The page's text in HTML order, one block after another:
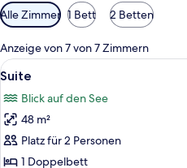
Verfügbare
Filter
für
Zimmer
Alle Zimmer 1 Bett 2 Betten
Anzeige von 7 von 7 Zimmern
Alle
Fotos
für
Suite
anzeigen
5
Suite
Blick auf den See
48 m²
Platz für 2 Personen
1 Doppelbett